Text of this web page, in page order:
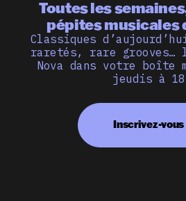
Toutes les
pépites musicales
Classiques
raretés, rare grooves…
Nova dans votre
jeudis à
Inscrivez-vous